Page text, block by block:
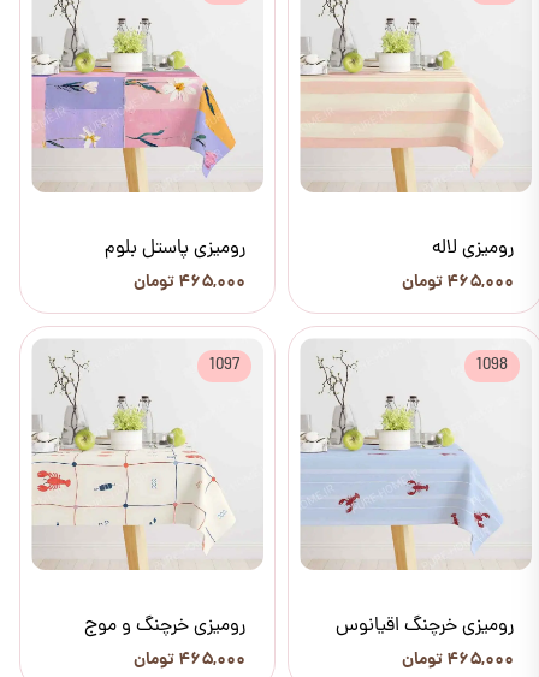
رومیزی لاله
۴۶۵,۰۰۰ تومان
رومیزی پاستل بلوم
۴۶۵,۰۰۰ تومان
رومیزی خرچنگ اقیانوس
۴۶۵,۰۰۰ تومان
1098
رومیزی خرچنگ و موج
۴۶۵,۰۰۰ تومان
1097